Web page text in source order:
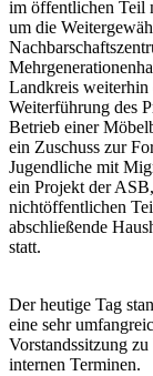
im öffentlichen Teil
um die
Landkreis weiterhin
Weiterführung des
Betrieb einer
ein Zuschuss zur
Jugendliche mit
ein Projekt der
nichtöffentlichen
abschließende
statt.
Der heutige Tag
eine sehr
Vorstandssitzung
internen Terminen.